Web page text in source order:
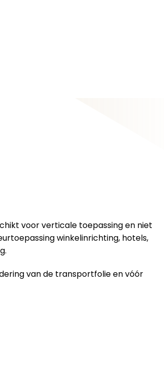
voor verticale toepassing en niet
winkelinrichting, hotels,
van de transportfolie en vóór